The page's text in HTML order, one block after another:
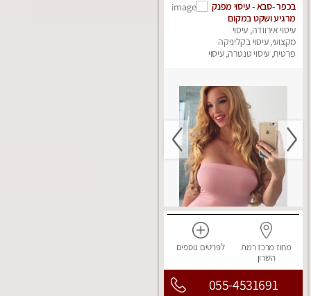
בכפר -סבא - עיסוי מפנק
מרגיע ושקט במקום
מדהים עיסוי מושקע
מאוד
עיסוי אירוודה, עיסוי
מקצועי, עיסוי בקליניקה
פרטית, עיסוי טנטרה, עיסוי
מחוז מרכזרמת
השרון
לפרטים נוספים
055-4531691